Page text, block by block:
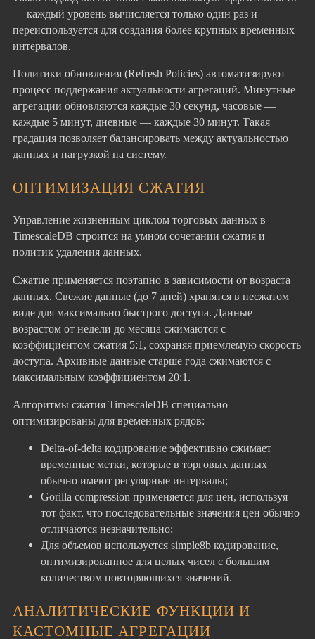
— каждый уровень вычисляется только один раз и
переиспользуется для создания более крупных временных
интервалов.
Политики обновления (Refresh Policies) автоматизируют
процесс поддержания актуальности агрегаций. Минутные
агрегации обновляются каждые 30 секунд, часовые —
каждые 5 минут, дневные — каждые 30 минут. Такая
градация позволяет балансировать между актуальностью
данных и нагрузкой на систему.
ОПТИМИЗАЦИЯ СЖАТИЯ
Управление жизненным циклом торговых данных в
TimescaleDB строится на умном сочетании сжатия и
политик удаления данных.
Сжатие применяется поэтапно в зависимости от возраста
данных. Свежие данные (до 7 дней) хранятся в несжатом
виде для максимально быстрого доступа. Данные
возрастом от недели до месяца сжимаются с
коэффициентом сжатия 5:1, сохраняя приемлемую скорость
доступа. Архивные данные старше года сжимаются с
максимальным коэффициентом 20:1.
Алгоритмы сжатия TimescaleDB специально
оптимизированы для временных рядов:
Delta-of-delta кодирование эффективно сжимает
временные метки, которые в торговых данных
обычно имеют регулярные интервалы;
Gorilla compression применяется для цен, используя
тот факт, что последовательные значения цен обычно
отличаются незначительно;
Для объемов используется simple8b кодирование,
оптимизированное для целых чисел с большим
количеством повторяющихся значений.
АНАЛИТИЧЕСКИЕ ФУНКЦИИ И
КАСТОМНЫЕ АГРЕГАЦИИ